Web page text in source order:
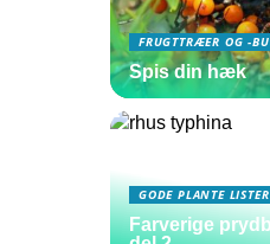
FRUGTTRÆER OG -
Spis din hæk
GODE PLANTE LISTER
Farverige